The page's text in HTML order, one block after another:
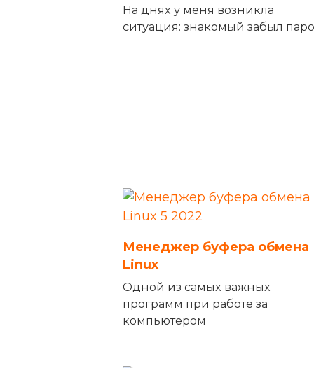
На днях у меня возникла
ситуация: знакомый забыл
Менеджер буфера обмена
Linux
Одной из самых важных
программ при работе за
компьютером